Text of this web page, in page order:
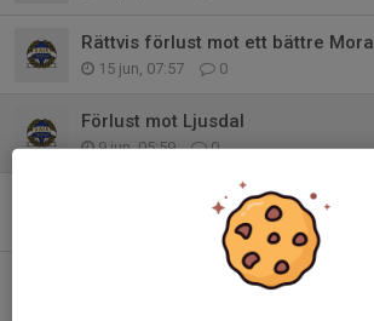
Rättvis förlust mot ett bättre Mora
15 jun, 07:57 0
Förlust mot Ljusdal
9 jun, 05:59 0
Oavgjort mot Åbyggeby
0
Viktig seger i derbyt mot IK Sätra!